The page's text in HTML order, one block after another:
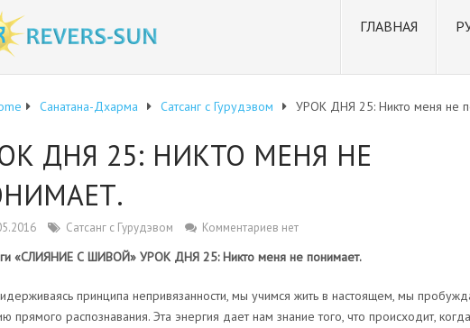
ГЛАВНАЯ
Санатана-Дхарма Сатсанг с Гурудэвом УРОК ДНЯ 25: Никто меня не
ДНЯ 25: НИКТО МЕНЯ НЕ
Сатсанг с Гурудэвом Комментариев нет
«СЛИЯНИЕ С ШИВОЙ» УРОК ДНЯ 25: Никто меня не понимает.
принципа непривязанности, мы учимся жить в настоящем, мы
прямого распознавания. Эта энергия дает нам знание того, что происходит, когда